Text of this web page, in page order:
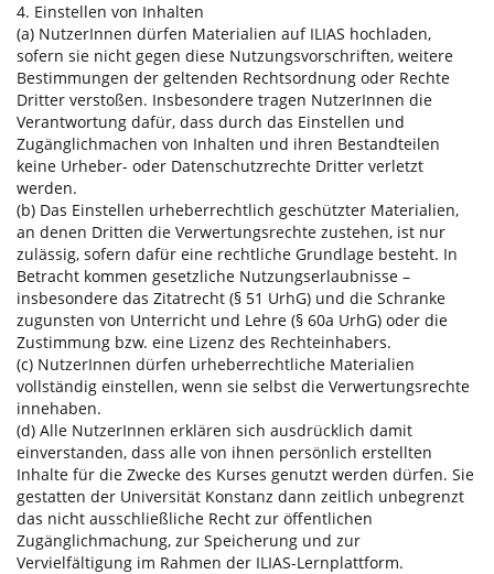
4. Einstellen von Inhalten
(a) NutzerInnen dürfen Materialien auf ILIAS hochladen,
sofern sie nicht gegen diese Nutzungsvorschriften, weitere
Bestimmungen der geltenden Rechtsordnung oder Rechte
Dritter verstoßen. Insbesondere tragen NutzerInnen die
Verantwortung dafür, dass durch das Einstellen und
Zugänglichmachen von Inhalten und ihren Bestandteilen
keine Urheber- oder Datenschutzrechte Dritter verletzt
werden.
(b) Das Einstellen urheberrechtlich geschützter Materialien,
an denen Dritten die Verwertungsrechte zustehen, ist nur
zulässig, sofern dafür eine rechtliche Grundlage besteht. In
Betracht kommen gesetzliche Nutzungserlaubnisse –
insbesondere das Zitatrecht (§ 51 UrhG) und die Schranke
zugunsten von Unterricht und Lehre (§ 60a UrhG) oder die
Zustimmung bzw. eine Lizenz des Rechteinhabers.
(c) NutzerInnen dürfen urheberrechtliche Materialien
vollständig einstellen, wenn sie selbst die Verwertungsrechte
innehaben.
(d) Alle NutzerInnen erklären sich ausdrücklich damit
einverstanden, dass alle von ihnen persönlich erstellten
Inhalte für die Zwecke des Kurses genutzt werden dürfen. Sie
gestatten der Universität Konstanz dann zeitlich unbegrenzt
das nicht ausschließliche Recht zur öffentlichen
Zugänglichmachung, zur Speicherung und zur
Vervielfältigung im Rahmen der ILIAS-Lernplattform.